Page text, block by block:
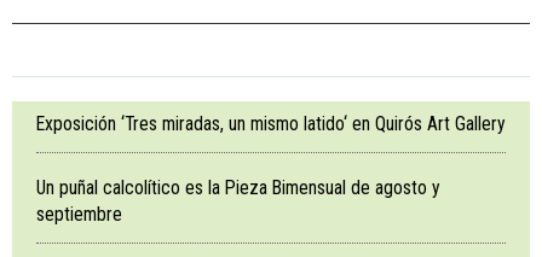
Exposición ‘Tres miradas, un mismo latido‘ en Quirós Art Gallery
Un puñal calcolítico es la Pieza Bimensual de agosto y
septiembre